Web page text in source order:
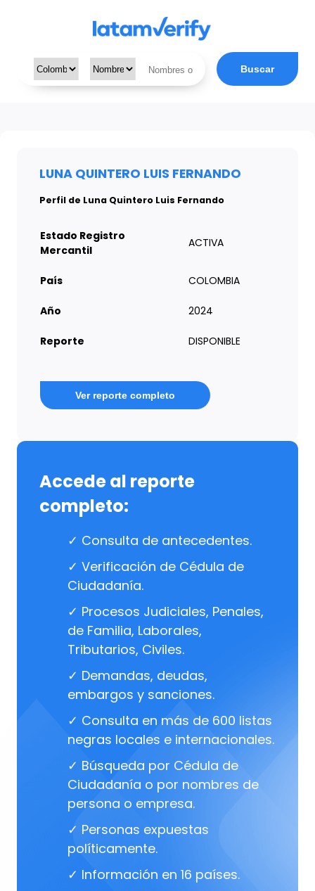
Buscar
LUNA QUINTERO LUIS FERNANDO
Perfil de Luna Quintero Luis Fernando
Estado Registro
Mercantil
ACTIVA
País COLOMBIA
Año 2024
Reporte DISPONIBLE
Ver reporte completo
Accede al reporte
completo:
✓ Consulta de antecedentes.
✓ Verificación de Cédula de
Ciudadanía.
✓ Procesos Judiciales, Penales,
de Familia, Laborales,
Tributarios, Civiles.
✓ Demandas, deudas,
embargos y sanciones.
✓ Consulta en más de 600 listas
negras locales e internacionales.
✓ Búsqueda por Cédula de
Ciudadanía o por nombres de
persona o empresa.
✓ Personas expuestas
políticamente.
✓ Información en 16 países.